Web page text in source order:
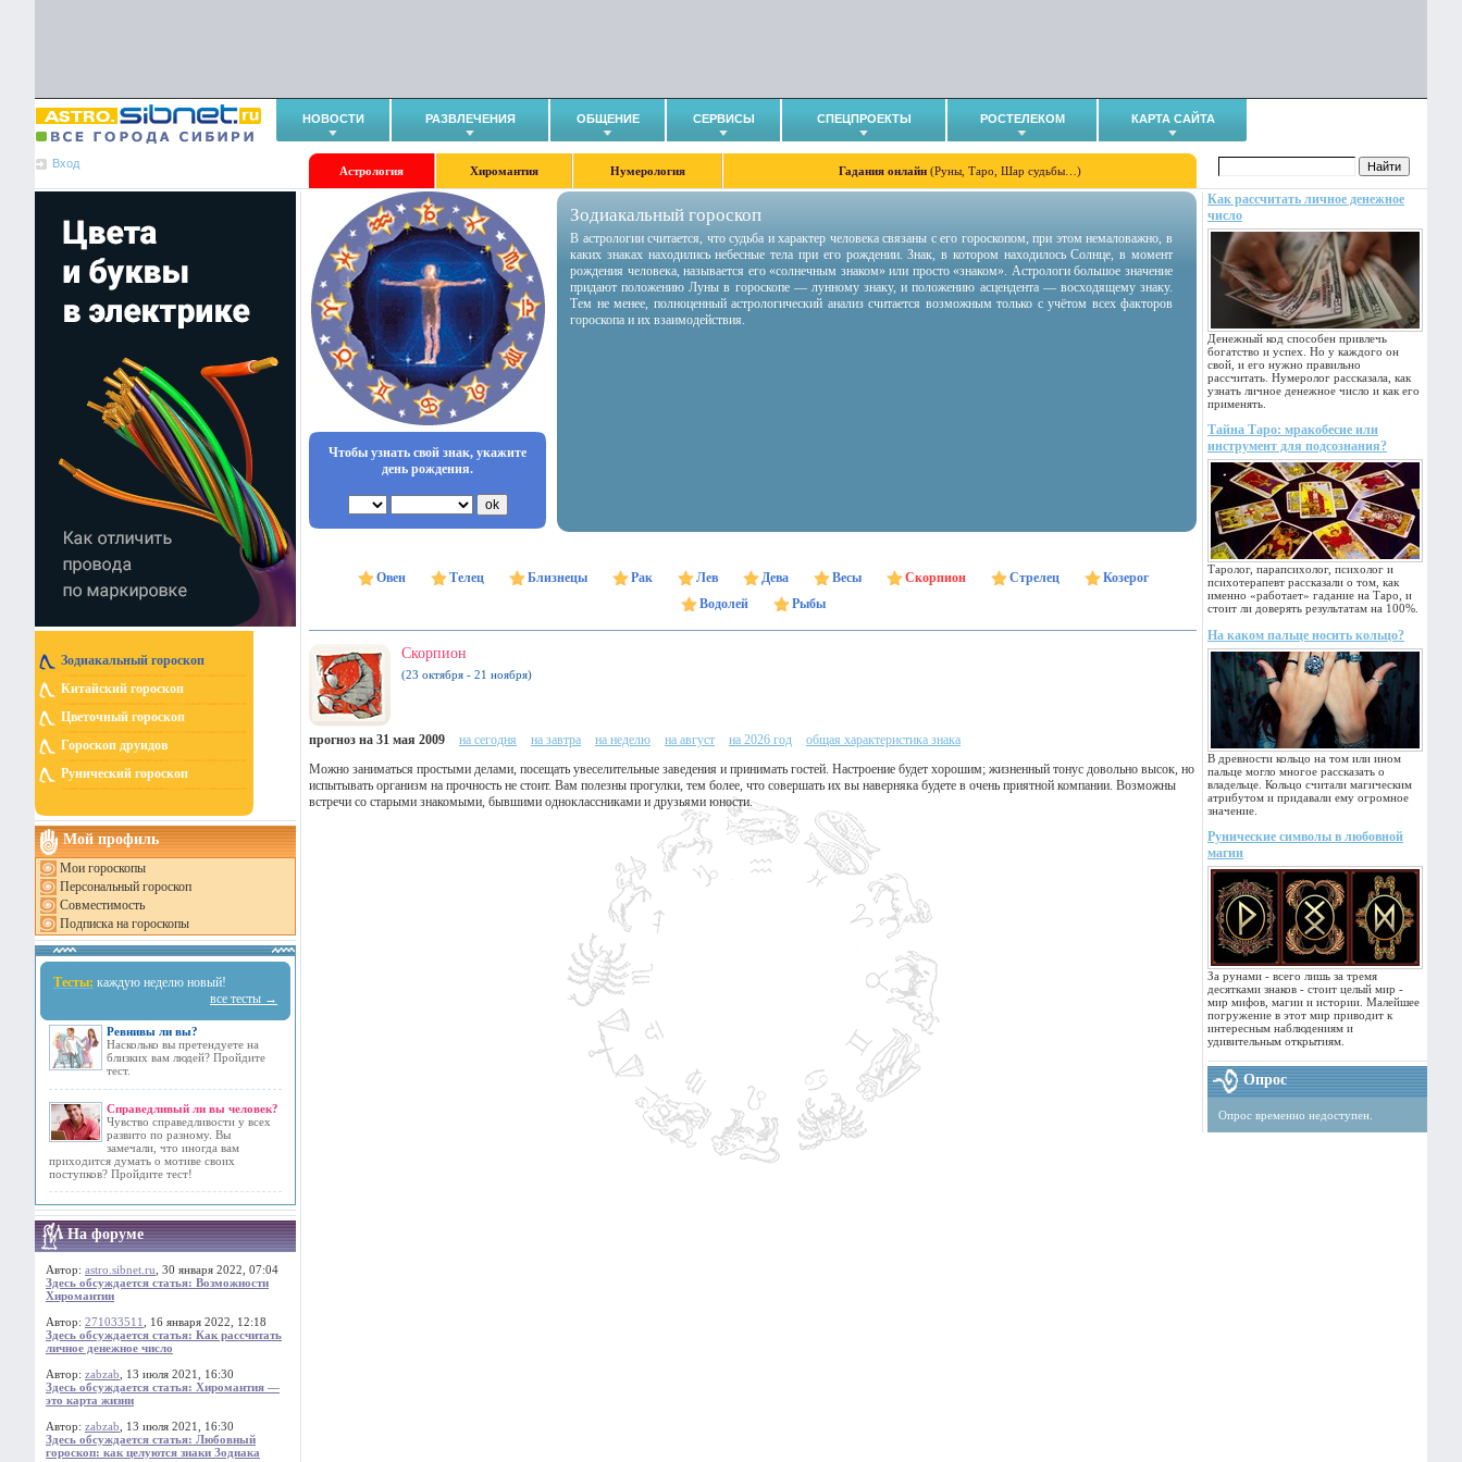
НОВОСТИ РАЗВЛЕЧЕНИЯ ОБЩЕНИЕ СЕРВИСЫ СПЕЦПРОЕКТЫ РОСТЕЛЕКОМ КАРТА САЙТА
Вход
Астрология Хиромантия Нумерология Гадания онлайн (Руны, Таро, Шар судьбы…)
Зодиакальный гороскоп
Китайский гороскоп
Цветочный гороскоп
Гороскоп друидов
Рунический гороскоп
Мой профиль
Мои гороскопы
Персональный гороскоп
Совместимость
Подписка на гороскопы
Тесты: каждую неделю новый!
все тесты →
Ревнивы ли вы?
Насколько вы претендуете на
близких вам людей? Пройдите
тест.
Справедливый ли вы человек?
Чувство справедливости у всех
развито по разному. Вы
замечали, что иногда вам
приходится думать о мотиве своих
поступков? Пройдите тест!
На форуме
Автор: astro.sibnet.ru , 30 января 2022, 07:04
Здесь обсуждается статья: Возможности
Хиромантии
Автор: 271033511
, 16 января 2022, 12:18
Здесь обсуждается статья: Как рассчитать
личное денежное число
Автор: zabzab , 13 июля 2021, 16:30
Здесь обсуждается статья: Хиромантия —
это карта жизни
Автор: zabzab , 13 июля 2021, 16:30
Здесь обсуждается статья: Любовный
гороскоп: как целуются знаки Зодиака
Как рассчитать личное денежное
число
Денежный код способен привлечь
богатство и успех. Но у каждого он
свой, и его нужно правильно
рассчитать. Нумеролог рассказала, как
узнать личное денежное число и как его
применять.
Тайна Таро: мракобесие или
инструмент для подсознания?
Таролог, парапсихолог, психолог и
психотерапевт рассказали о том, как
именно «работает» гадание на Таро, и
стоит ли доверять результатам на 100%.
На каком пальце носить кольцо?
В древности кольцо на том или ином
пальце могло многое рассказать о
владельце. Кольцо считали магическим
атрибутом и придавали ему огромное
значение.
Рунические символы в любовной
магии
За рунами - всего лишь за тремя
десятками знаков - стоит целый мир -
мир мифов, магии и истории. Малейшее
погружение в этот мир приводит к
интересным наблюдениям и
удивительным открытиям.
Опрос
Опрос временно недоступен.
Чтобы узнать свой знак, укажите
день рождения.
Зодиакальный гороскоп
В астрологии считается, что судьба и характер человека связаны с его гороскопом, при этом немаловажно, в
каких знаках находились небесные тела при его рождении. Знак, в котором находилось Солнце, в момент
рождения человека, называется его «солнечным знаком» или просто «знаком». Астрологи большое значение
придают положению Луны в гороскопе — лунному знаку, и положению асцендента — восходящему знаку.
Тем не менее, полноценный астрологический анализ считается возможным только с учётом всех факторов
гороскопа и их взаимодействия.
Овен Телец Близнецы Рак Лев Дева Весы Скорпион Стрелец
Козерог
Водолей
Рыбы
Скорпион
(23 октября - 21 ноября)
прогноз на 31 мая 2009 на сегодня на завтра на неделю на август на 2026 год
общая характеристика знака
Можно заниматься простыми делами, посещать увеселительные заведения и принимать гостей. Настроение будет хорошим; жизненный тонус довольно высок, но
испытывать организм на прочность не стоит. Вам полезны прогулки, тем более, что совершать их вы наверняка будете в очень приятной компании. Возможны
встречи со старыми знакомыми, бывшими одноклассниками и друзьями юности.